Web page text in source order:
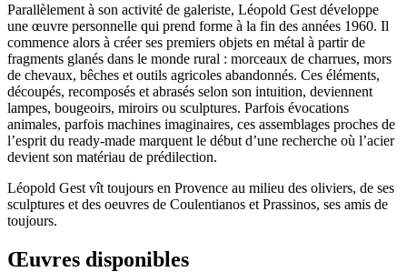
Parallèlement à son activité de galeriste, Léopold Gest développe
une œuvre personnelle qui prend forme à la fin des années 1960. Il
commence alors à créer ses premiers objets en métal à partir de
fragments glanés dans le monde rural : morceaux de charrues, mors
de chevaux, bêches et outils agricoles abandonnés. Ces éléments,
découpés, recomposés et abrasés selon son intuition, deviennent
lampes, bougeoirs, miroirs ou sculptures. Parfois évocations
animales, parfois machines imaginaires, ces assemblages proches de
l’esprit du ready-made marquent le début d’une recherche où l’acier
devient son matériau de prédilection.
Léopold Gest vît toujours en Provence au milieu des oliviers, de ses
sculptures et des oeuvres de Coulentianos et Prassinos, ses amis de
toujours.
Œuvres disponibles